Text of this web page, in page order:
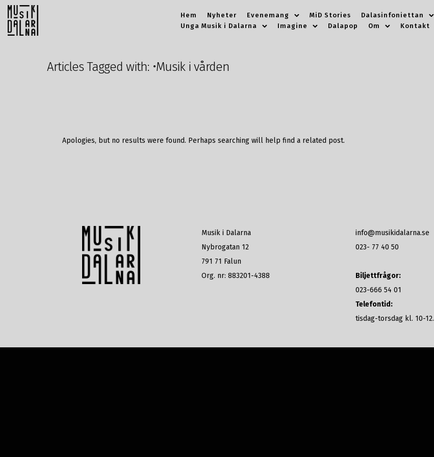
Hem Nyheter Evenemang MiD Stories
Dalasinfoniettan
Unga Musik i Dalarna
Imagine Dalapop Om Kontakt
Articles Tagged with: •Musik i vården
Apologies, but no results were found. Perhaps searching will help find a related post.
Musik i Dalarna
Nybrogatan 12
791 71 Falun
Org. nr: 883201-4388
info@musikidalarna.se
023- 77 40 50
Biljettfrågor:
023-666 54 01
Telefontid:
tisdag-torsdag kl. 10-12.